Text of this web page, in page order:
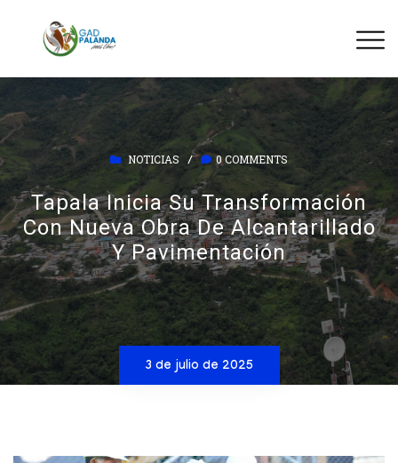
NOTICIAS / 0 COMMENTS
Tapala Inicia Su Transformación
Con Nueva Obra De Alcantarillado
Y Pavimentación
3 de julio de 2025